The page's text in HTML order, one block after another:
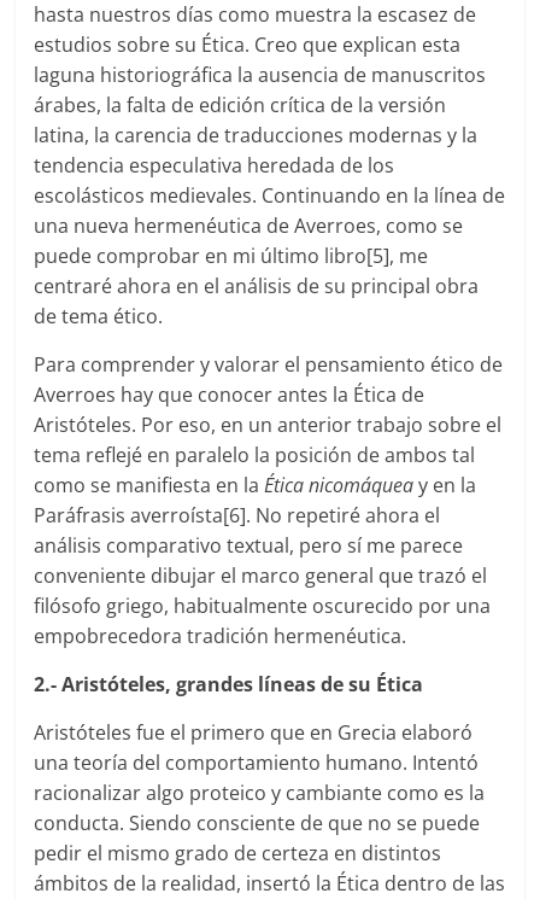
hasta nuestros días como muestra la escasez de
estudios sobre su Ética. Creo que explican esta
laguna historiográfica la ausencia de manuscritos
árabes, la falta de edición crítica de la versión
latina, la carencia de traducciones modernas y la
tendencia especulativa heredada de los
escolásticos medievales. Continuando en la línea de
una nueva hermenéutica de Averroes, como se
puede comprobar en mi último libro[5], me
centraré ahora en el análisis de su principal obra
de tema ético.
Para comprender y valorar el pensamiento ético de
Averroes hay que conocer antes la Ética de
Aristóteles. Por eso, en un anterior trabajo sobre el
tema reflejé en paralelo la posición de ambos tal
como se manifiesta en laÉtica nicomáqueay en la
Paráfrasis averroísta[6]. No repetiré ahora el
análisis comparativo textual, pero sí me parece
conveniente dibujar el marco general que trazó el
filósofo griego, habitualmente oscurecido por una
empobrecedora tradición hermenéutica.
2.- Aristóteles, grandes líneas de su Ética
Aristóteles fue el primero que en Grecia elaboró
una teoría del comportamiento humano. Intentó
racionalizar algo proteico y cambiante como es la
conducta. Siendo consciente de que no se puede
pedir el mismo grado de certeza en distintos
ámbitos de la realidad, insertó la Ética dentro de las